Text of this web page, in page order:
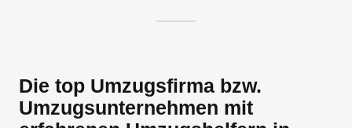
Die top Umzugsfirma bzw.
Umzugsunternehmen mit